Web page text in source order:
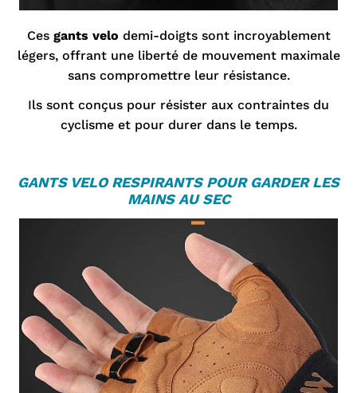
Ces gants velo demi-doigts sont incroyablement
légers, offrant une liberté de mouvement maximale
sans compromettre leur résistance.
Ils sont conçus pour résister aux contraintes du
cyclisme et pour durer dans le temps.
GANTS VELORESPIRANTS POUR GARDER LES
MAINS AU SEC